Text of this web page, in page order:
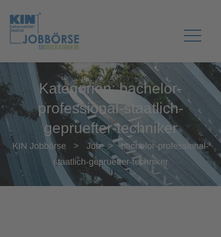
Kategorien:bachelor-
professional-staatlich-
gepruefter-techniker
KIN Jobbörse > Job > bachelor-professional-
staatlich-gepruefter-techniker